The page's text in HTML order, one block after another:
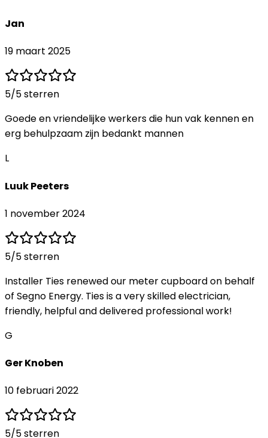
Jan
19 maart 2025
5/5 sterren
Goede en vriendelijke werkers die hun vak kennen en
erg behulpzaam zijn bedankt mannen
L
Luuk Peeters
1 november 2024
5/5 sterren
Installer Ties renewed our meter cupboard on behalf
of Segno Energy. Ties is a very skilled electrician,
friendly, helpful and delivered professional work!
G
Ger Knoben
10 februari 2022
5/5 sterren